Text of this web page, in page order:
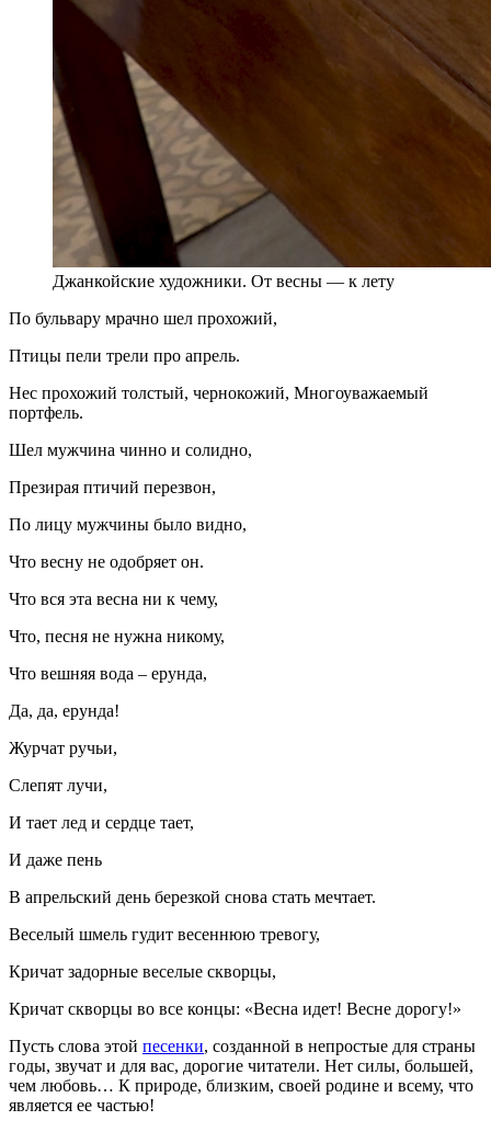
Джанкойские художники. От весны — к лету
По бульвару мрачно шел прохожий,
Птицы пели трели про апрель.
Нес прохожий толстый, чернокожий, Многоуважаемый
портфель.
Шел мужчина чинно и солидно,
Презирая птичий перезвон,
По лицу мужчины было видно,
Что весну не одобряет он.
Что вся эта весна ни к чему,
Что, песня не нужна никому,
Что вешняя вода – ерунда,
Да, да, ерунда!
Журчат ручьи,
Слепят лучи,
И тает лед и сердце тает,
И даже пень
В апрельский день березкой снова стать мечтает.
Веселый шмель гудит весеннюю тревогу,
Кричат задорные веселые скворцы,
Кричат скворцы во все концы: «Весна идет! Весне дорогу!»
Пусть слова этой песенки, созданной в непростые для страны
годы, звучат и для вас, дорогие читатели. Нет силы, большей,
чем любовь… К природе, близким, своей родине и всему, что
является ее частью!